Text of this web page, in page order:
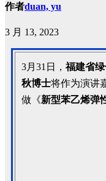
作者duan, yu
3 月 13, 2023
3月31日， 福建省
秋博士将作为演讲
做《新型苯乙烯弹